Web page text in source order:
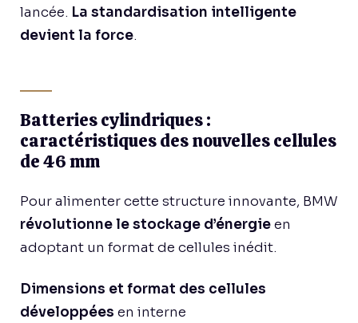
lancée. La standardisation intelligente
devient la force.
Batteries cylindriques :
caractéristiques des nouvelles cellules
de 46 mm
Pour alimenter cette structure innovante, BMW
révolutionne le stockage d’énergieen
adoptant un format de cellules inédit.
Dimensions et format des cellules
développées en interne